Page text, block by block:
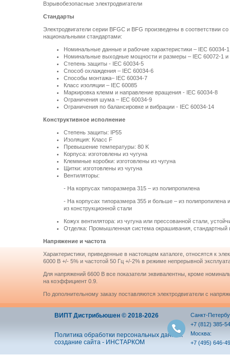
Взрывобезопасные электродвигатели
Стандарты
Электродвигатели серии BFGC и BFG произведены в соответствии
национальными стандартами:
Номинальные данные и рабочие характеристики – IEC 60034-1
Номинальные выходные мощности и размеры – IEC 60072-1 и
Степень защиты - IEC 60034-5
Способ охлаждения – IEC 60034-6
Способы монтажа– IEC 60034-7
Класс изоляции – IEC 60085
Маркировка клемм и направление вращения - IEC 60034-8
Ограничения шума – IEC 60034-9
Ограничения по балансировке и вибрации - IEC 60034-14
Конструктивное исполнение
Степень защиты: IP55
Изоляция: Класс F
Превышение температуры: 80 K
Корпуса: изготовлены из чугуна
Клеммные коробки: изготовлены из чугуна
Щитки: изготовлены из чугуна
Вентиляторы:
- На корпусах типоразмера 315 – из полипропилена
- На корпусах типоразмера 355 и больше – из полипропилена
из конструкционной стали
Кожух вентилятора: из чугуна или прессованной стали,
Отделка: Промышленная система окрашивания, стандартный
Напряжение и частота
Характеристики, приведенные в настоящем каталоге, относятся к
6000 В +/- 5% и частотой 50 Гц +/-2% в режиме непрерывной
Для напряжений 6600 В все показатели эквивалентны, кроме
на коэффициент 0.9.
По дополнительному заказу поставляются электродвигатели с
ВИПТ Дистрибьюшен © 2018-2026
Политика обработки персональных данных
создание сайта - ИНСТАРКОМ
Санкт-
+7 (812) 385-
Москва:
+7 (495) 646-